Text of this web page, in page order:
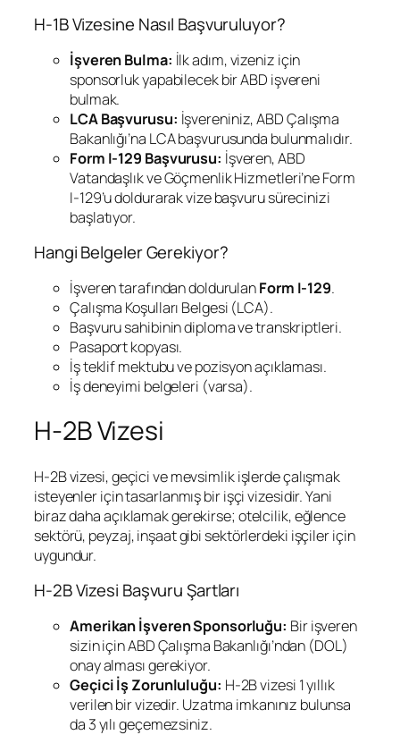
H-1B Vizesine Nasıl Başvuruluyor?
İşveren Bulma: İlk adım, vizeniz için
sponsorluk yapabilecek bir ABD işvereni
bulmak.
LCA Başvurusu: İşvereniniz, ABD Çalışma
Bakanlığı’na LCA başvurusunda bulunmalıdır.
Form I-129 Başvurusu: İşveren, ABD
Vatandaşlık ve Göçmenlik Hizmetleri’ne Form
I-129’u doldurarak vize başvuru sürecinizi
başlatıyor.
Hangi Belgeler Gerekiyor?
İşveren tarafından doldurulanForm I-129.
Çalışma Koşulları Belgesi (LCA).
Başvuru sahibinin diploma ve transkriptleri.
Pasaport kopyası.
İş teklif mektubu ve pozisyon açıklaması.
İş deneyimi belgeleri (varsa).
H-2B Vizesi
H-2B vizesi, geçici ve mevsimlik işlerde çalışmak
isteyenler için tasarlanmış bir işçi vizesidir. Yani
biraz daha açıklamak gerekirse; otelcilik, eğlence
sektörü, peyzaj, inşaat gibi sektörlerdeki işçiler için
uygundur.
H-2B Vizesi Başvuru Şartları
Amerikan İşveren Sponsorluğu: Bir işveren
sizin için ABD Çalışma Bakanlığı’ndan (DOL)
onay alması gerekiyor.
Geçici İş Zorunluluğu: H-2B vizesi 1 yıllık
verilen bir vizedir. Uzatma imkanınız bulunsa
da 3 yılı geçemezsiniz.